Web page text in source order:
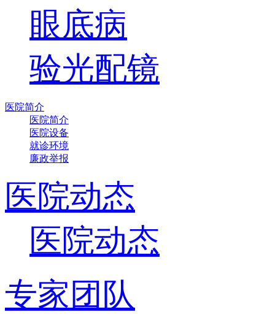
眼底病
验光配镜
医院简介
医院简介
医院设备
就诊环境
廉政举报
医院动态
医院动态
专家团队